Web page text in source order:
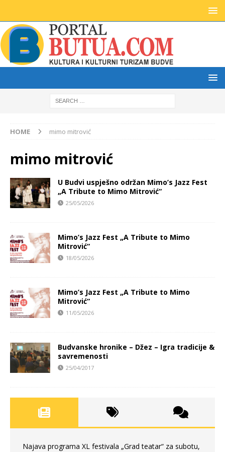
HOME mimo mitrović
mimo mitrović
U Budvi uspješno održan Mimo’s Jazz Fest
„A Tribute to Mimo Mitrović“
25/05/2026
Mimo’s Jazz Fest „A Tribute to Mimo
Mitrović“
18/05/2026
Mimo’s Jazz Fest „A Tribute to Mimo
Mitrović“
11/05/2026
Budvanske hronike – Džez – Igra tradicije &
savremenosti
25/04/2017
Najava programa XL festivala „Grad teatar“ za subotu,